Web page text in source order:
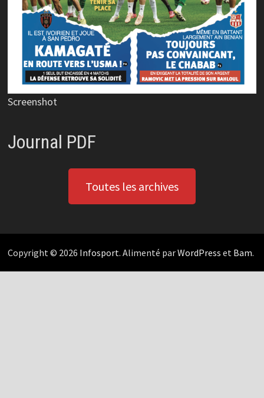
Screenshot
Journal PDF
Toutes les archives
Copyright © 2026 Infosport. Alimenté parWordPress et Bam.